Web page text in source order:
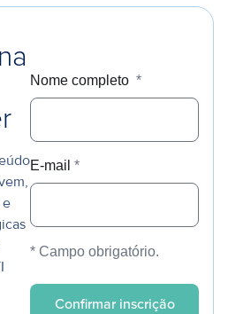
e
Nome completo *
E-mail *
* Campo obrigatório.